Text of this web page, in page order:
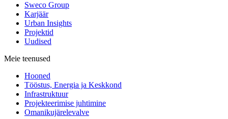
Sweco Group
Karjäär
Urban Insights
Projektid
Uudised
Meie teenused
Hooned
Tööstus, Energia ja Keskkond
Infrastruktuur
Projekteerimise juhtimine
Omanikujärelevalve